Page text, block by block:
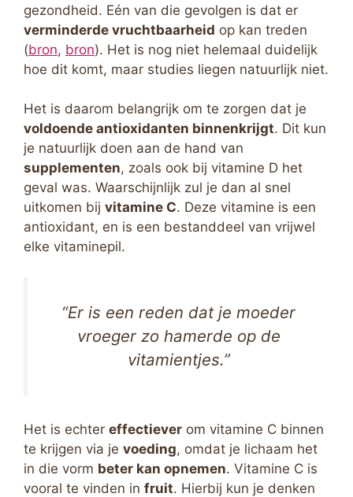
gezondheid. Eén van die gevolgen is dat er
verminderde vruchtbaarheid op kan treden
(bron, bron). Het is nog niet helemaal duidelijk
hoe dit komt, maar studies liegen natuurlijk niet.
Het is daarom belangrijk om te zorgen dat je
voldoende antioxidanten binnenkrijgt. Dit kun
je natuurlijk doen aan de hand van
supplementen, zoals ook bij vitamine D het
geval was. Waarschijnlijk zul je dan al snel
uitkomen bij vitamine C. Deze vitamine is een
antioxidant, en is een bestanddeel van vrijwel
elke vitaminepil.
“Er is een reden dat je moeder
vroeger zo hamerde op de
vitamientjes.”
Het is echter effectiever om vitamine C binnen
te krijgen via je voeding, omdat je lichaam het
in die vorm beter kan opnemen. Vitamine C is
vooral te vinden in fruit. Hierbij kun je denken